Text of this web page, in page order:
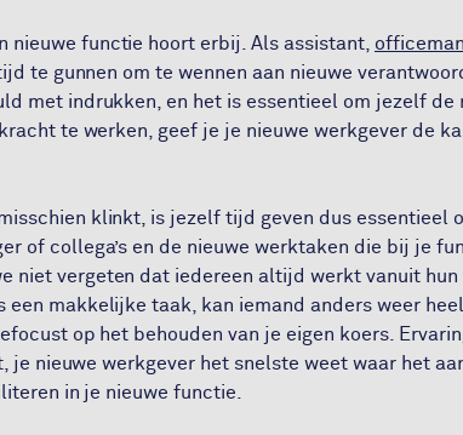
nieuwe functie hoort erbij. Als assistant,
te gunnen om te wennen aan nieuwe
met indrukken, en het is essentieel om jezelf de
te werken, geef je je nieuwe werkgever de
klinkt, is jezelf tijd geven dus essentieel
of collega’s en de nieuwe werktaken die bij je
niet vergeten dat iedereen altijd werkt vanuit
een makkelijke taak, kan iemand anders weer
op het behouden van je eigen koers.
nieuwe werkgever het snelste weet waar het
in je nieuwe functie.